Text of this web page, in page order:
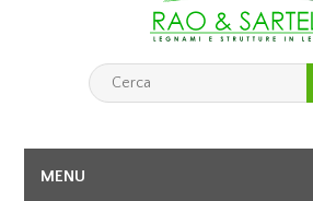
MENU